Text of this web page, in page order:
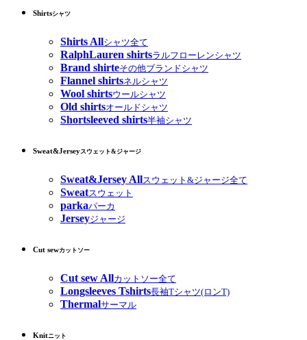
Shirtsシャツ
Shirts Allシャツ全て
RalphLauren shirtsラルフローレンシャツ
Brand shirteその他ブランドシャツ
Flannel shirtsネルシャツ
Wool shirtsウールシャツ
Old shirtsオールドシャツ
Shortsleeved shirts半袖シャツ
Sweat&Jerseyスウェット&ジャージ
Sweat&Jersey Allスウェット&ジャージ全て
Sweatスウェット
parkaパーカ
Jerseyジャージ
Cut sewカットソー
Cut sew Allカットソー全て
Longsleeves Tshirts長袖Tシャツ(ロンT)
Thermalサーマル
Knitニット